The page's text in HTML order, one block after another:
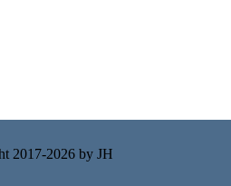
2017-2026 by JH